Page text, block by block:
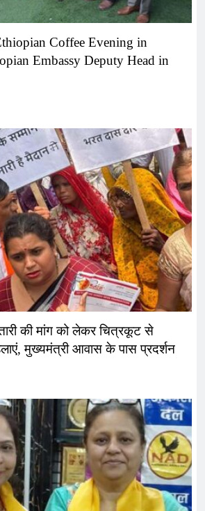
Coffee Evening in
Embassy Deputy Head in
की मांग को लेकर चित्रकूट से
मुख्यमंत्री आवास के पास प्रदर्शन